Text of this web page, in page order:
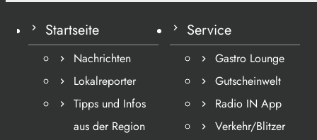
Startseite
Nachrichten
Lokalreporter
Tipps und Infos
aus der Region
Service
Gastro Lounge
Gutscheinwelt
Radio IN App
Verkehr/Blitzer